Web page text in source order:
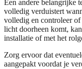
Een andere belangrijke
volledig verduistert
volledig en controleer
licht doorheen komt,
installatie of met het
Zorg ervoor dat
aangepakt voordat je